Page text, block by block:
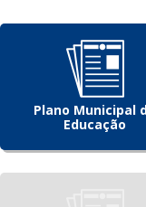
Plano Municipal
Educação